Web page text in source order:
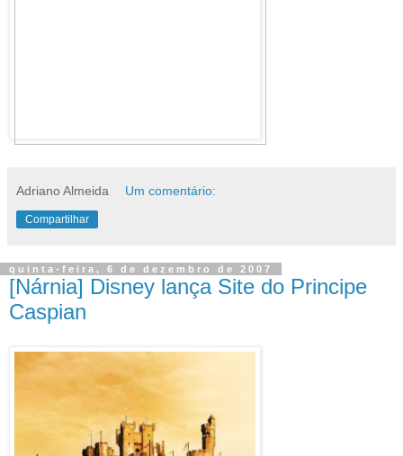
Adriano Almeida Um comentário:
Compartilhar
quinta-feira, 6 de dezembro de 2007
[Nárnia] Disney lança Site do Principe
Caspian